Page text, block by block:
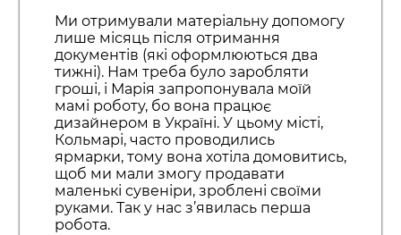
Ми отримували матеріальну допомогу
лише місяць після отримання
документів (які оформлюються два
тижні). Нам треба було заробляти
гроші, і Марія запропонувала моїй
мамі роботу, бо вона працює
дизайнером в Україні. У цьому місті,
Кольмарі, часто проводились
ярмарки, тому вона хотіла домовитись,
щоб ми мали змогу продавати
маленькі сувеніри, зроблені своїми
руками. Так у нас з’явилась перша
робота.